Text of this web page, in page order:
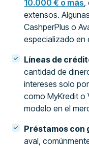
10.000 € o más,
extensos.
CashperPlus o
especializado en
Líneas de
cantidad de
intereses solo
como MyKredit o
modelo en el
Préstamos con
aval,